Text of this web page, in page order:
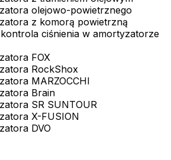
olejowo-powietrznego
z komorą powietrzną
ciśnienia w amortyzatorze
FOX
RockShox
MARZOCCHI
Brain
SR SUNTOUR
X-FUSION
DVO